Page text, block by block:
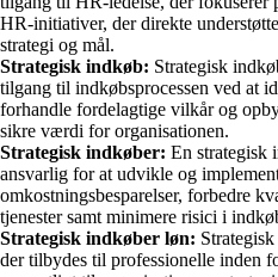
HR-initiativer, der direkte
strategi og mål.
Strategisk indkøb: Strategisk
tilgang til indkøbsprocessen ved at
forhandle fordelagtige vilkår og
sikre værdi for organisationen.
Strategisk indkøber: En strategisk
ansvarlig for at udvikle og
omkostningsbesparelser, forbedre
tjenester samt minimere risici i
Strategisk indkøber løn:
der tilbydes til professionelle inden